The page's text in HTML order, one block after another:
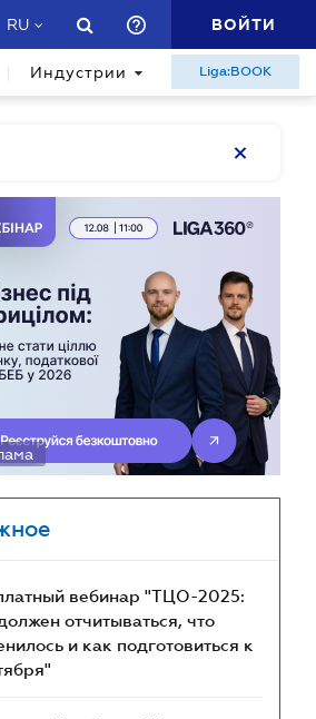
RU ВОЙТИ
Индустрии Liga:BOOK
вебинар "ТЦО-2025:
отчитываться, что
и как подготовиться к